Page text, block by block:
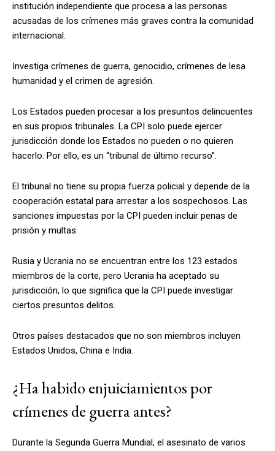
institución independiente que procesa a las personas
acusadas de los crímenes más graves contra la comunidad
internacional.
Investiga crímenes de guerra, genocidio, crímenes de lesa
humanidad y el crimen de agresión.
Los Estados pueden procesar a los presuntos delincuentes
en sus propios tribunales. La CPI solo puede ejercer
jurisdicción donde los Estados no pueden o no quieren
hacerlo. Por ello, es un “tribunal de último recurso”.
El tribunal no tiene su propia fuerza policial y depende de la
cooperación estatal para arrestar a los sospechosos. Las
sanciones impuestas por la CPI pueden incluir penas de
prisión y multas.
Rusia y Ucrania no se encuentran entre los 123 estados
miembros de la corte, pero Ucrania ha aceptado su
jurisdicción, lo que significa que la CPI puede investigar
ciertos presuntos delitos.
Otros países destacados que no son miembros incluyen
Estados Unidos, China e India.
¿Ha habido enjuiciamientos por
crímenes de guerra antes?
Durante la Segunda Guerra Mundial, el asesinato de varios